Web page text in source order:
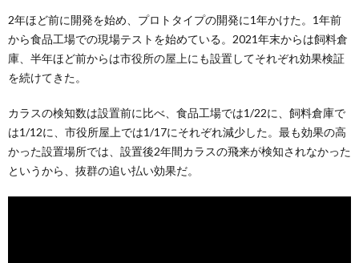
2年ほど前に開発を始め、プロトタイプの開発に1年かけた。1年前
から食品工場での現場テストを始めている。2021年末からは飼料倉
庫、半年ほど前からは市役所の屋上にも設置してそれぞれ効果検証
を続けてきた。
カラスの検知数は設置前に比べ、食品工場では1/22に、飼料倉庫で
は1/12に、市役所屋上では1/17にそれぞれ減少した。最も効果の高
かった設置場所では、設置後2年間カラスの飛来が検知されなかった
というから、抜群の追い払い効果だ。